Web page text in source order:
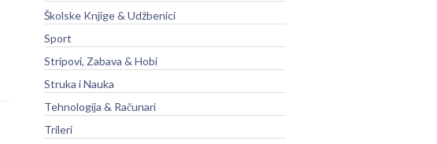
Školske Knjige & Udžbenici
Sport
Stripovi, Zabava & Hobi
Struka i Nauka
Tehnologija & Računari
Trileri